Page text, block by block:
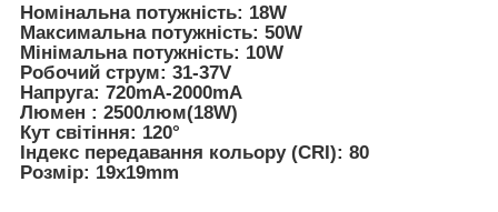
Номінальна потужність: 18W
Максимальна потужність: 50W
Мінімальна потужність: 10W
Робочий струм: 31-37V
Напруга: 720mA-2000mA
Люмен : 2500люм(18W)
Кут світіння: 120°
Індекс передавання кольору (CRI): 80
Розмір: 19x19mm